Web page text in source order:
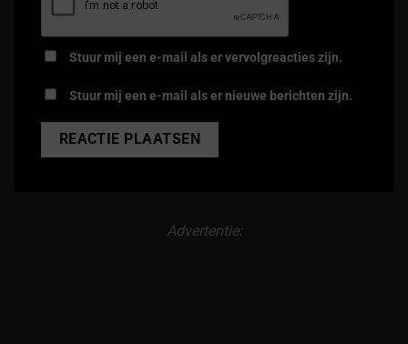
Stuur mij een e-mail als er vervolgreacties zijn.
Stuur mij een e-mail als er nieuwe berichten zijn.
Advertentie: